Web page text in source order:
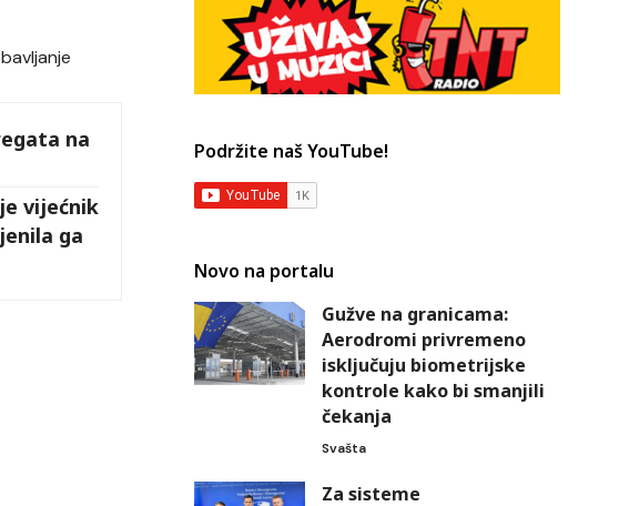
na
vijećnik
ga
Podržite naš YouTube!
Novo na portalu
Gužve na granicama:
Aerodromi privremeno
isključuju biometrijske
kontrole kako bi smanjili
čekanja
Svašta
Za sisteme